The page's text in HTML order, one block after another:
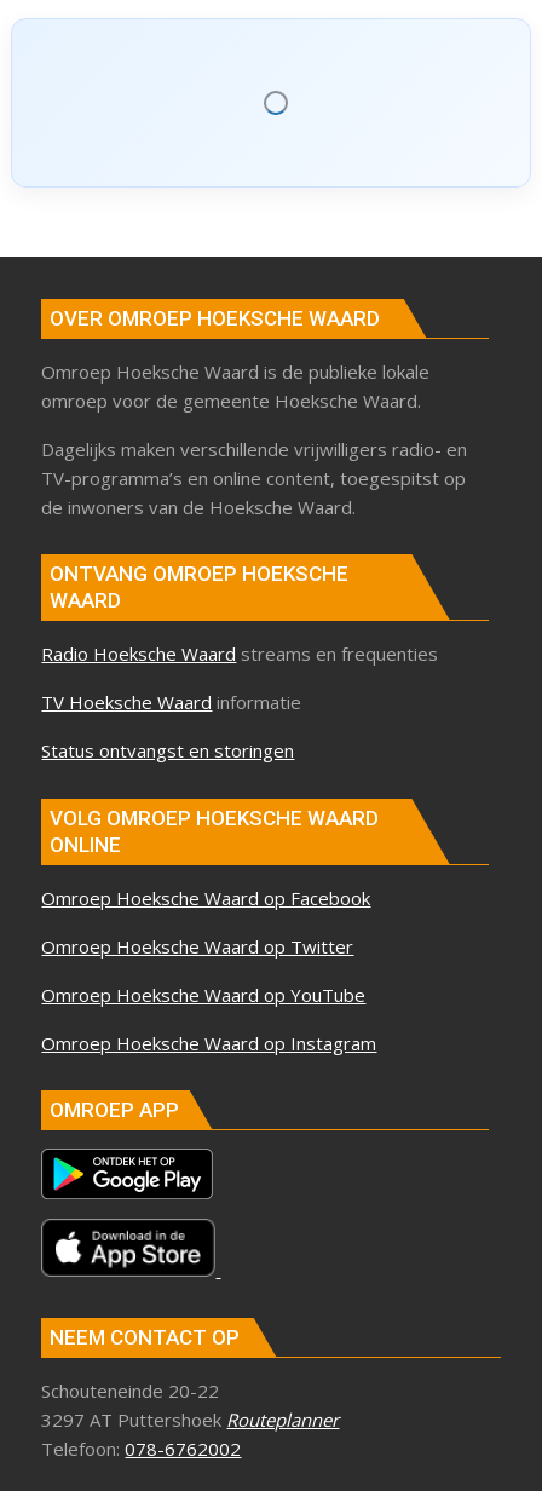
OVER OMROEP HOEKSCHE WAARD
Omroep Hoeksche Waard is de publieke lokale
omroep voor de gemeente Hoeksche Waard.
Dagelijks maken verschillende vrijwilligers radio- en
TV-programma’s en online content, toegespitst op
de inwoners van de Hoeksche Waard.
ONTVANG OMROEP HOEKSCHE
WAARD
Radio Hoeksche Waard streams en frequenties
TV Hoeksche Waard informatie
Status ontvangst en storingen
VOLG OMROEP HOEKSCHE WAARD
ONLINE
Omroep Hoeksche Waard op Facebook
Omroep Hoeksche Waard op Twitter
Omroep Hoeksche Waard op YouTube
Omroep Hoeksche Waard op Instagram
OMROEP APP
NEEM CONTACT OP
Schouteneinde 20-22
3297 AT Puttershoek Routeplanner
Telefoon:078-6762002